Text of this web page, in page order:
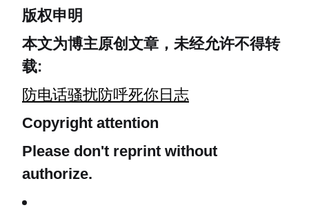
版权申明
本文为博主原创文章，未经允许不得转
载:
防电话骚扰防呼死你日志
Copyright attention
Please don't reprint without
authorize.